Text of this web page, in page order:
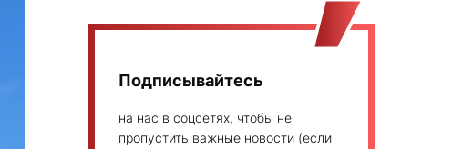
Подписывайтесь
на нас в соцсетях, чтобы не
пропустить важные новости (если